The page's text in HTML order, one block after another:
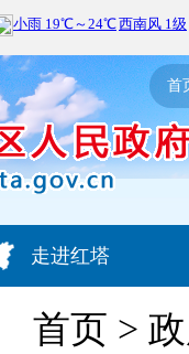
首
走进红塔
首页 >